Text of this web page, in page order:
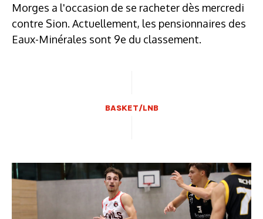
Morges a l'occasion de se racheter dès mercredi
contre Sion. Actuellement, les pensionnaires des
Eaux-Minérales sont 9e du classement.
BASKET/LNB